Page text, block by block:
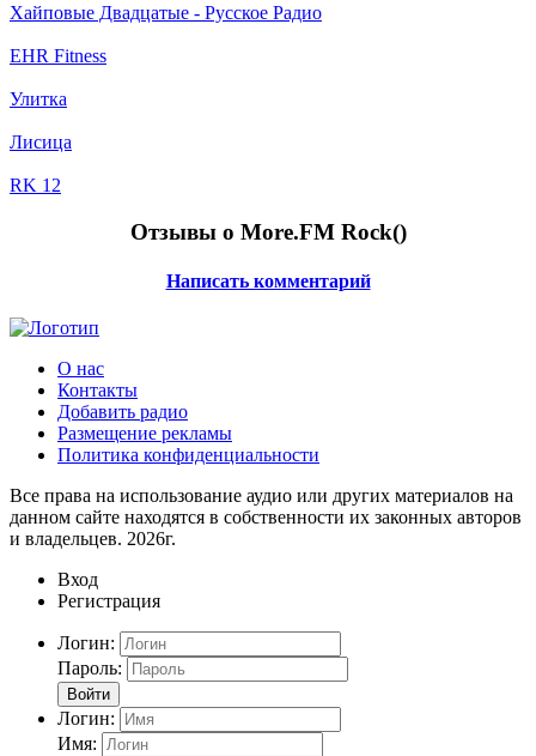
Хайповые Двадцатые - Русское Радио
EHR Fitness
Улитка
Лисица
RK 12
Отзывы о More.FM Rock()
Написать комментарий
О нас
Контакты
Добавить радио
Размещение рекламы
Политика конфиденциальности
Все права на использование аудио или других материалов на
данном сайте находятся в собственности их законных авторов
и владельцев. 2026г.
Вход
Регистрация
Логин:
Пароль:
Войти
Логин:
Имя: